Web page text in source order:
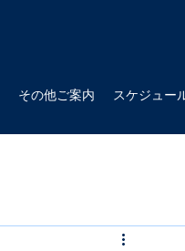
その他ご案内 スケジュー